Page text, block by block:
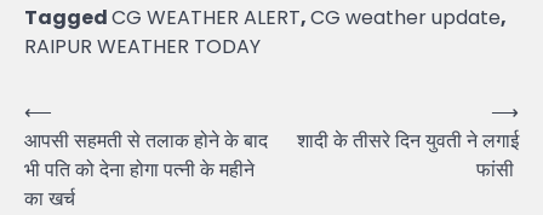
TaggedCG WEATHER ALERT,CG weather update,
RAIPUR WEATHER TODAY
Post
navigation
⟵
आपसी सहमती से तलाक होने के बाद
भी पति को देना होगा पत्नी के महीने
का खर्च
शादी के तीसरे दिन युवती ने लगाई
फांसी
⟶